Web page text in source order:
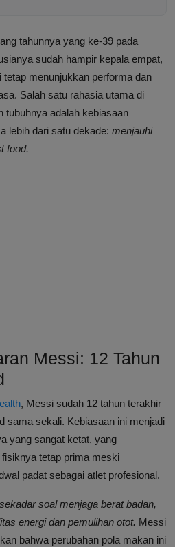
tahunnya yang ke-39 pada
sudah hampir kepala empat,
tetap menunjukkan performa dan
Salah satu rahasia utama di
tubuhnya adalah kebiasaan
lebih dari satu dekade: menjauhi
food.
Messi: 12 Tahun
, Messi sudah 12 tahun terakhir
sama sekali. Kebiasaan ini menjadi
yang sangat ketat, yang
tetap prima meski
padat sebagai atlet profesional.
soal menjaga berat badan,
energi dan pemulihan otot. Messi
bahwa perubahan pola makan ini